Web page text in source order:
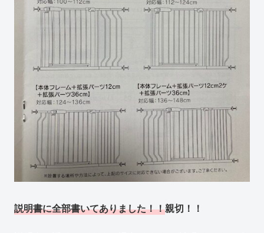
説明書に全部書いてありました！！親切！！